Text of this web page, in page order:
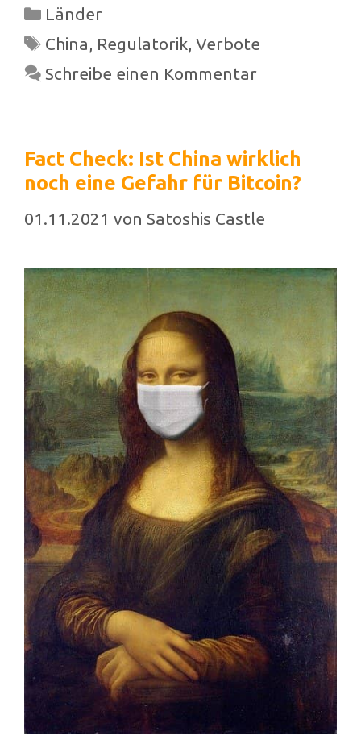
Kategorien
Länder
Schlagwörter
China, Regulatorik, Verbote
Schreibe einen Kommentar
Fact Check: Ist China wirklich
noch eine Gefahr für Bitcoin?
01.11.2021 von Satoshis Castle